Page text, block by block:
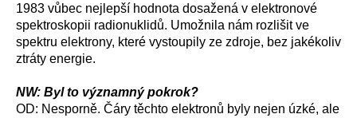
1983 vůbec nejlepší hodnota dosažená v elektronové
spektroskopii radionuklidů. Umožnila nám rozlišit ve
spektru elektrony, které vystoupily ze zdroje, bez jakékoliv
ztráty energie.
NW: Byl to významný pokrok?
OD: Nesporně. Čáry těchto elektronů byly nejen úzké, ale